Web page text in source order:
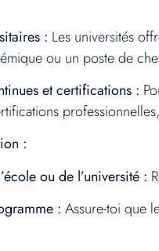
: Les universités
ou un poste de
et certifications :
:
ou de l’université :
: Assure-toi que